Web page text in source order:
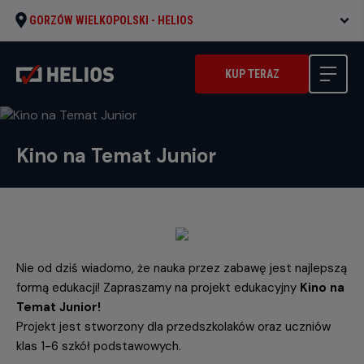
GORZÓW WIELKOPOLSKI - HELIOS
KUP TERAZ
Kino na Temat Junior
Nie od dziś wiadomo, że nauka przez zabawę jest najlepszą
formą edukacji! Zapraszamy na projekt edukacyjny Kino na
Temat Junior!
Projekt jest stworzony dla przedszkolaków oraz uczniów
klas 1-6 szkół podstawowych.